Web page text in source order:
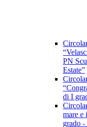
PN
Estate”
di I
mare e
grado